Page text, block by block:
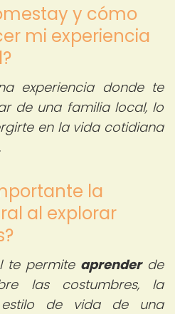
y cómo
mi experiencia
experiencia donde te
de una familia local, lo
en la vida cotidiana
la
al explorar
te permite aprenderde
las costumbres, la
de vida de una